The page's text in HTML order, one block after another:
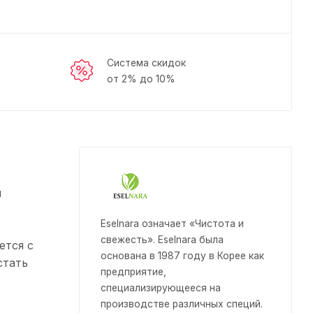
Система скидок
от 2% до 10%
с
Eselnara означает «Чистота и
свежесть». Eselnara была
основана в 1987 году в Корее как
предприятие,
специализирующееся на
производстве различных специй.